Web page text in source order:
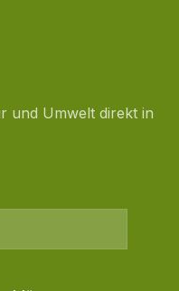
und Umwelt direkt in